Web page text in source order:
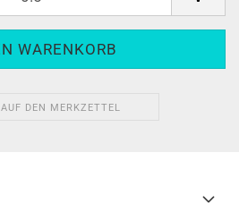
AUF DEN MERKZETTEL